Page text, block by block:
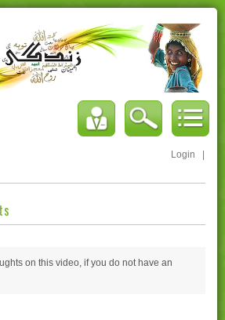
Login
on this video, if you do not have an